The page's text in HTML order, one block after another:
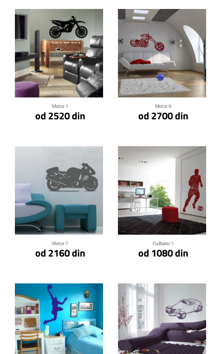
Motor 1
od 2520 din
Klikni za detalje
Motor 9
od 2700 din
Klikni za detalje
Motor 7
od 2160 din
Klikni za detalje
Fudbaler 1
od 1080 din
Klikni za detalje
Klikni za detalje Klikni za detalje